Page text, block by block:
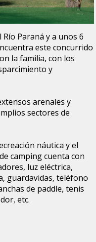
Paraná y a unos 6
este concurrido
la familia, con los
y
arenales y
sectores de
náutica y el
camping cuenta con
luz eléctrica,
guardavidas, teléfono
de paddle, tenis
etc.